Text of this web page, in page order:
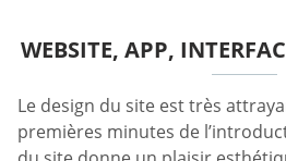
WEBSITE, APP,
Le design du site est très
premières minutes de